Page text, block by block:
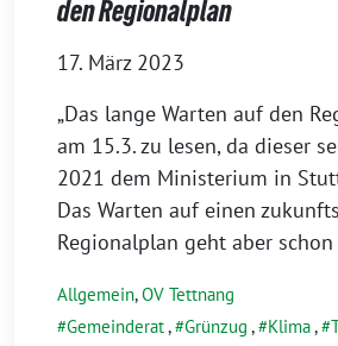
den Regionalplan
17. März 2023
„Das lan­ge Warten auf den
am 15.3. zu lesen, da die­ser
2021 dem Ministerium in
Das Warten auf einen
Regionalplan geht aber
Allgemein,OV Tettnang
Gemeinderat, Grünzug , Klima,